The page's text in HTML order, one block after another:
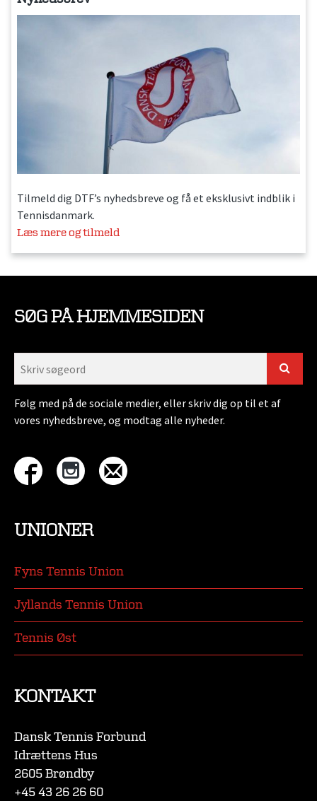
Tilmeld dig DTF’s nyhedsbreve og få et eksklusivt indblik i
Tennisdanmark.
Læs mere og tilmeld
SØG PÅ HJEMMESIDEN
Følg med på de sociale medier, eller skriv dig op til et af
vores nyhedsbreve, og modtag alle nyheder.
UNIONER
Fyns Tennis Union
Jyllands Tennis Union
Tennis Øst
KONTAKT
Dansk Tennis Forbund
Idrættens Hus
2605 Brøndby
+45 43 26 26 60